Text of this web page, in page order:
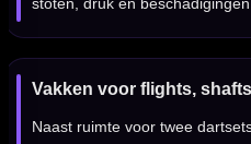
Vakken voor flights,
Naast ruimte voor twee